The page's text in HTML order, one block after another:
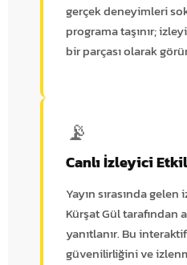
gerçek deneyimleri
programa taşınır;
bir parçası olarak
📡
Canlı İzleyici
Yayın sırasında
Kürşat Gül tarafından
yanıtlanır. Bu
güvenilirliğini ve